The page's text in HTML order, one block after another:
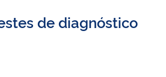
de diagnóstico